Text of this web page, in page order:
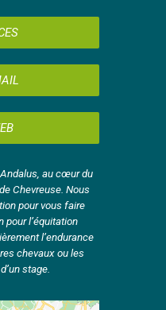
au cœur du
Chevreuse. Nous
pour vous faire
pour l’équitation
l’endurance
chevaux ou les
stage.